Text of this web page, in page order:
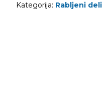
Kategorija: Rabljeni deli